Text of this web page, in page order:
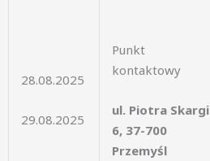
28.08.2025
29.08.2025
Punkt
kontaktowy
ul. Piotra Skargi
6, 37-700
Przemyśl